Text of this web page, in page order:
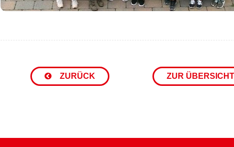
ZURÜCK ZUR ÜBERSICHT